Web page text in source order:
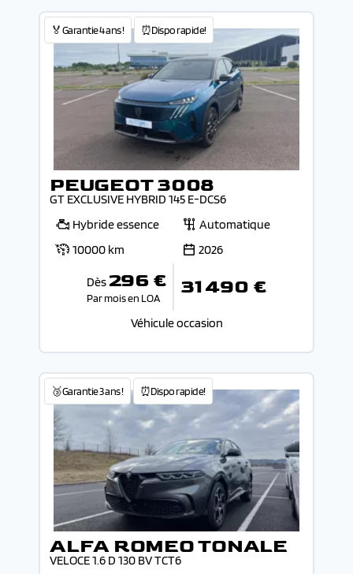
🏅Garantie 4 ans ! ⏰Dispo rapide!
PEUGEOT 3008
GT EXCLUSIVE HYBRID 145 E-DCS6
Hybride essence
Automatique
10000 km
2026
Dès 296 €
Par mois en LOA 31 490 €
Véhicule occasion
🥉Garantie 3 ans ! ⏰Dispo rapide!
ALFA ROMEO TONALE
VELOCE 1.6 D 130 BV TCT6